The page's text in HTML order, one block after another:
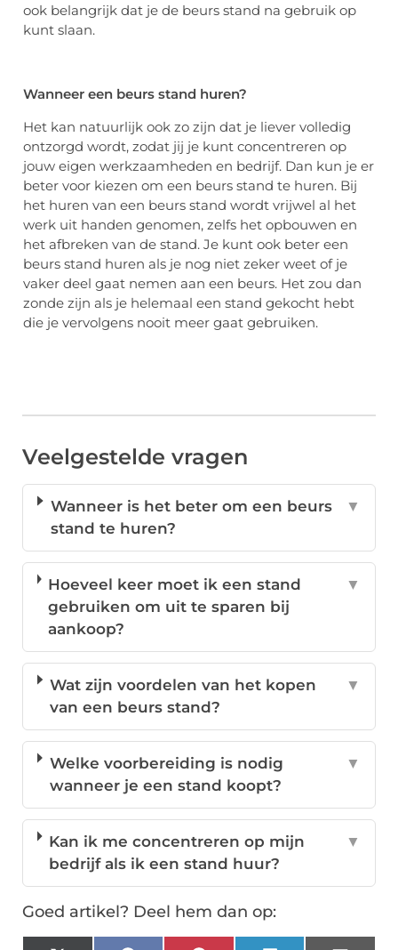
ook belangrijk dat je de beurs stand na gebruik op
kunt slaan.
Wanneer een beurs stand huren?
Het kan natuurlijk ook zo zijn dat je liever volledig
ontzorgd wordt, zodat jij je kunt concentreren op
jouw eigen werkzaamheden en bedrijf. Dan kun je er
beter voor kiezen om een beurs stand te huren. Bij
het huren van een beurs stand wordt vrijwel al het
werk uit handen genomen, zelfs het opbouwen en
het afbreken van de stand. Je kunt ook beter een
beurs stand huren als je nog niet zeker weet of je
vaker deel gaat nemen aan een beurs. Het zou dan
zonde zijn als je helemaal een stand gekocht hebt
die je vervolgens nooit meer gaat gebruiken.
Veelgestelde vragen
Wanneer is het beter om een beurs
stand te huren?
▼
Hoeveel keer moet ik een stand
gebruiken om uit te sparen bij
aankoop?
▼
Wat zijn voordelen van het kopen
van een beurs stand?
▼
Welke voorbereiding is nodig
wanneer je een stand koopt?
▼
Kan ik me concentreren op mijn
bedrijf als ik een stand huur?
▼
Goed artikel? Deel hem dan op: